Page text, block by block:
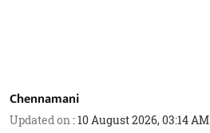
Chennamani
Updated on :10 August 2026, 03:14 AM